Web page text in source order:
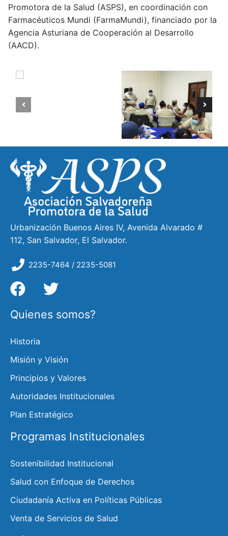
Promotora de la Salud (ASPS), en coordinación con
Farmacéuticos Mundi (FarmaMundi), financiado por la
Agencia Asturiana de Cooperación al Desarrollo
(AACD).
Urbanización Buenos Aires IV, Avenida Alvarado #
112, San Salvador, El Salvador.
2235-7464 / 2235-5081
Quienes somos?
Historia
Misión y Visión
Principios y Valores
Autoridades Institucionales
Plan Estratégico
Programas Institucionales
Sostenibilidad Institucional
Salud con Enfoque de Derechos
Ciudadanía Activa en Políticas Públicas
Venta de Servicios de Salud